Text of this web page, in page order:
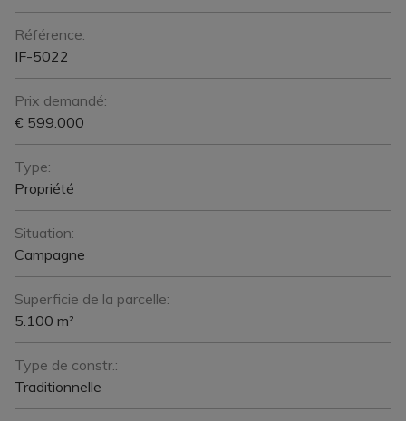
Référence:
IF-5022
Prix demandé:
€ 599.000
Type:
Propriété
Situation:
Campagne
Superficie de la parcelle:
5.100 m²
Type de constr.:
Traditionnelle